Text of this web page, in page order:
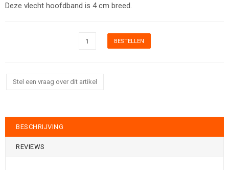
Deze vlecht hoofdband is 4 cm breed.
Stel een vraag over dit artikel
BESCHRIJVING
REVIEWS